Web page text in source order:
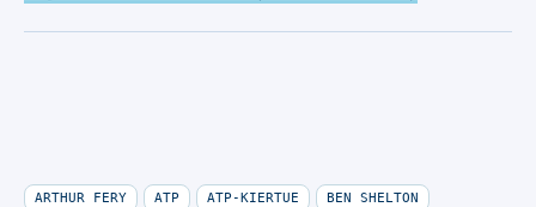
ARTHUR FERY ATP ATP-KIERTUE BEN SHELTON